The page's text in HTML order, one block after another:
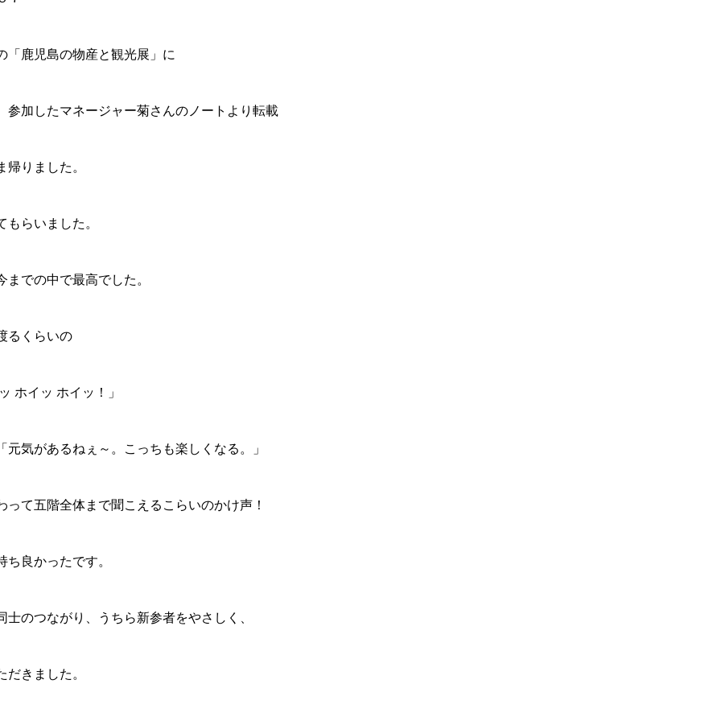
「鹿児島の物産と観光展」に
参加したマネージャー菊さんのノートより転載
帰りました。
もらいました。
までの中で最高でした。
るくらいの
ホイッ ホイッ！」
元気があるねぇ～。こっちも楽しくなる。」
って五階全体まで聞こえるこらいのかけ声！
ち良かったです。
士のつながり、うちら新参者をやさしく、
だきました。